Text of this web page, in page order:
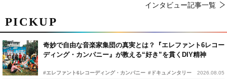
PICKUP
奇妙で自由な音楽家集団の真実とは？『エレファント6レコー
ディング・カンパニー』が教える“好き”を貫くDIY精神
#エレファント6レコーディング・カンパニー #ドキュメンタリー 2026.08.05
インタビュー記事一覧